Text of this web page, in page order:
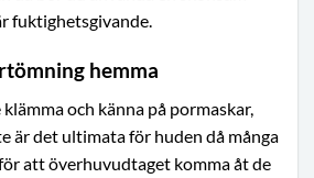
fuktighetsgivande.
hemma
och känna på pormaskar,
är det ultimata för huden då många
att överhuvudtaget komma åt de